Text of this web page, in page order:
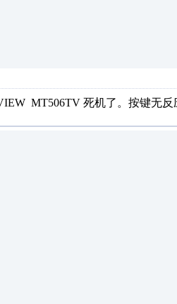
MT506TV 死机了。按键无